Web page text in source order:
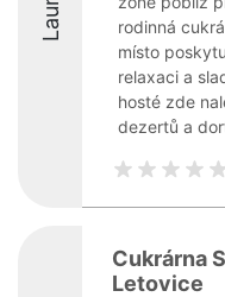
rodinná
místo
relaxaci a
hosté zde
dezertů a
Cukrárna
Letovice